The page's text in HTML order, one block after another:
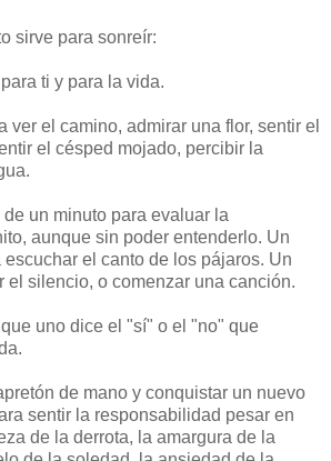
sirve para sonreír:
ti y para la vida.
ver el camino, admirar una flor, sentir el
el césped mojado, percibir la
un minuto para evaluar la
aunque sin poder entenderlo. Un
el canto de los pájaros. Un
el silencio, o comenzar una canción.
uno dice el "sí" o el "no" que
de mano y conquistar un nuevo
sentir la responsabilidad pesar en
de la derrota, la amargura de la